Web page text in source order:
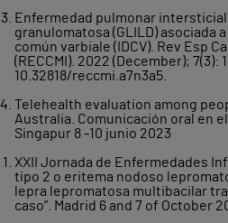
Enfermedad pulmonar
granulomatosa (GLILD) asociada
común varbiale (IDCV). Rev Esp
(RECCMI). 2022 (December); 7(3):
10.32818/reccmi.a7n3a5.
Telehealth evaluation among
Australia. Comunicación oral en el
Singapur 8 -10 junio 2023
XXII Jornada de Enfermedades
tipo 2 o eritema nodoso
lepra lepromatosa multibacilar
caso”. Madrid 6 and 7 of October